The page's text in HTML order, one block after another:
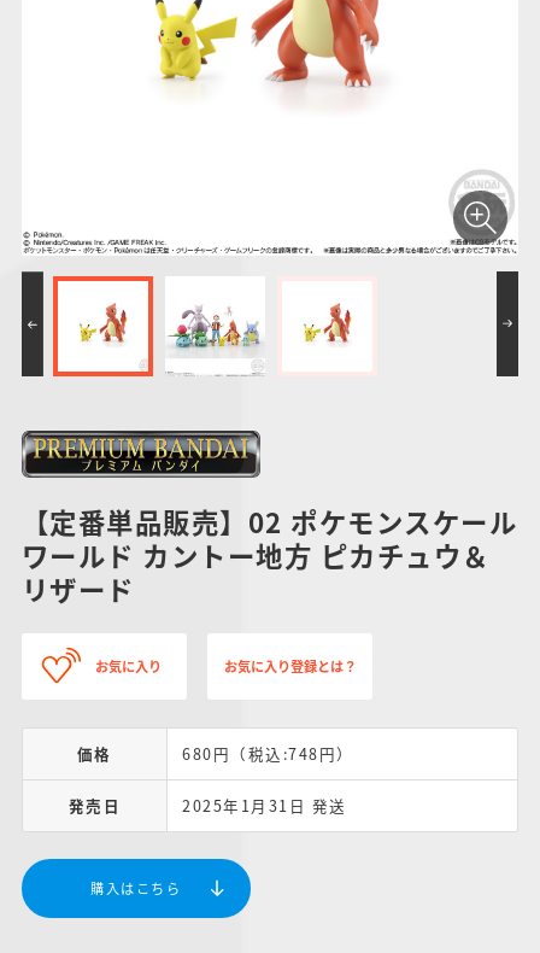
仮面ライダーシリー
PROJECT R.E.D.・
ズ
ガンダムシリーズ
ポケットモンスター
アンパンマン
サンリオキャラクタ
キャラパキ
つりグミ
にふぉるめーしょん
＆スクエアシール
SMPシリーズ
ポケモンスケールワ
【定番単品販売】02 ポケモンスケール
ワールド カントー地方 ピカチュウ＆
リザード
お気に入り お気に入り登録とは？
価格 680円（税込:748円）
発売日 2025年1月31日 発送
購入はこちら